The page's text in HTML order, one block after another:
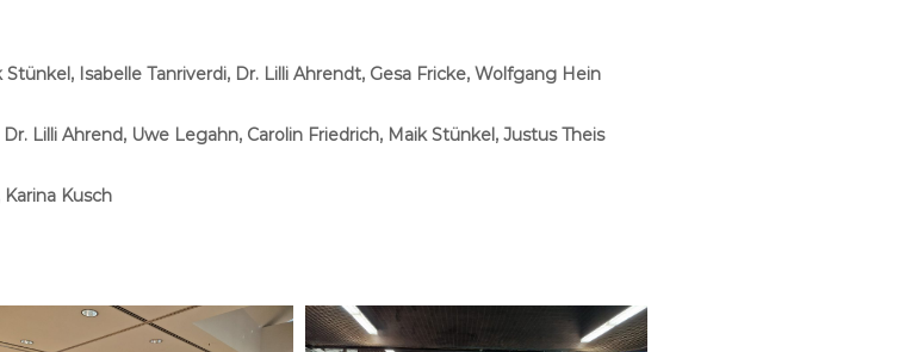
Isabelle Tanriverdi, Dr. Lilli Ahrendt, Gesa Fricke, Wolfgang Hein
Lilli Ahrend, Uwe Legahn, Carolin Friedrich, Maik Stünkel, Justus Theis
Kusch